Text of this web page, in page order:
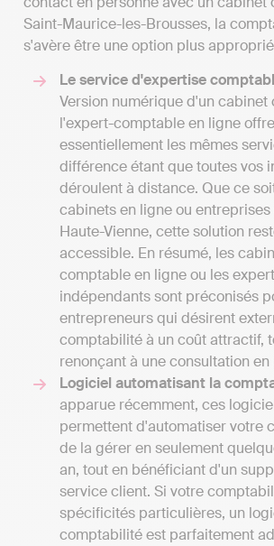
Saint-Maurice-les-Brousses, la
s'avère être une option plus
Le service d'expertise
Version numérique d'un cabinet
l'expert-comptable en ligne offre
essentiellement les mêmes
différence étant que toutes vos
déroulent à distance. Que ce
cabinets en ligne ou
Haute-Vienne, cette solution
accessible. En résumé, les
comptable en ligne ou les
indépendants sont préconisés
entrepreneurs qui désirent
comptabilité à un coût attractif,
renonçant à une consultation en
Logiciel automatisant la
apparue récemment, ces
permettent d'automatiser votre
de la gérer en seulement
an, tout en bénéficiant d'un
service client. Si votre
spécificités particulières, un
comptabilité est parfaitement